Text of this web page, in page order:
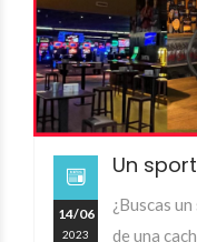
Un
¿Buscas
de una
14/06
2023